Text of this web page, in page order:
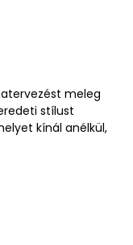
meleg
stílust
kínál anélkül,